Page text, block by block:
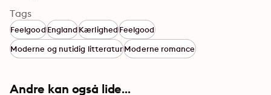
Tags
FeelgoodEnglandKærlighedFeelgood
Moderne og nutidig litteraturModerne romance
Andre kan også lide...